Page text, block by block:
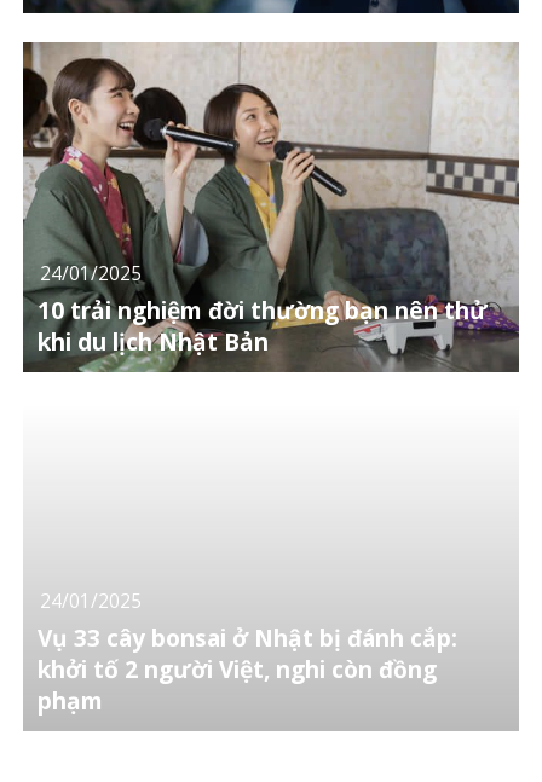
24/01/2025
10 trải nghiệm đời thường bạn nên thử
khi du lịch Nhật Bản
24/01/2025
Vụ 33 cây bonsai ở Nhật bị đánh cắp:
khởi tố 2 người Việt, nghi còn đồng
phạm